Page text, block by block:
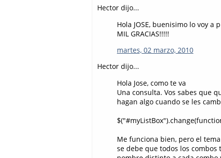
Hector dijo...
Hola JOSE, buenisimo lo voy a
MIL GRACIAS!!!!!
martes, 02 marzo, 2010
Hector dijo...
Hola Jose, como te va
Una consulta. Vos sabes que
hagan algo cuando se les
Me funciona bien, pero el
se debe que todos los